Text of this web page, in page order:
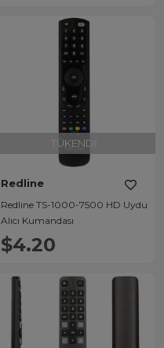
TÜKENDI
Redline
Redline TS-1000-7500 HD Uydu
Alıcı Kumandası
$4.20